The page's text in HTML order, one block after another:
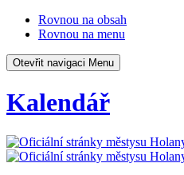
Rovnou na obsah
Rovnou na menu
Otevřit navigaci Menu
Kalendář